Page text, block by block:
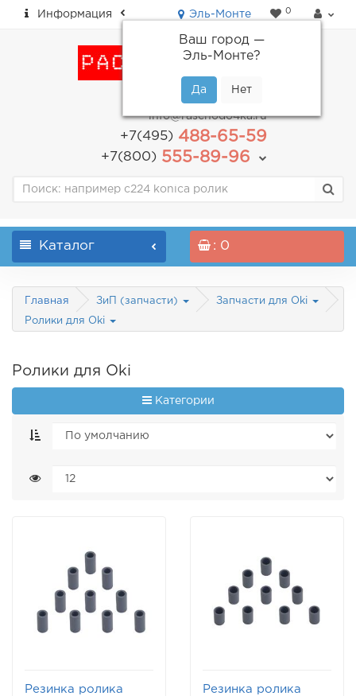
Информация Эль-Монте
Ваш город —
Эль-Монте?
0
пн-пт: с 9.00 до 18.00
info@raschodo4ka.ru
+7(495)488-65-59
+7(800)555-89-96
Каталог : 0
Главная ЗиП (запчасти) Запчасти для Oki
Ролики для Oki
Ролики для Oki
Категории
Резинка ролика
Резинка ролика